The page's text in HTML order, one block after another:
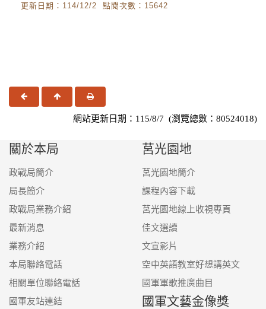
更新日期：114/12/2 點閱次數：15642
上一頁 回頂端 友善列印
網站更新日期：115/8/7 (瀏覽總數：80524018)
關於本局
政戰局簡介
局長簡介
政戰局業務介紹
最新消息
業務介紹
本局聯絡電話
相關單位聯絡電話
國軍友站連結
莒光園地
莒光園地簡介
課程內容下載
莒光園地線上收視專頁
佳文選讀
文宣影片
空中英語教室好想講英文
國軍軍歌推廣曲目
國軍文藝金像獎